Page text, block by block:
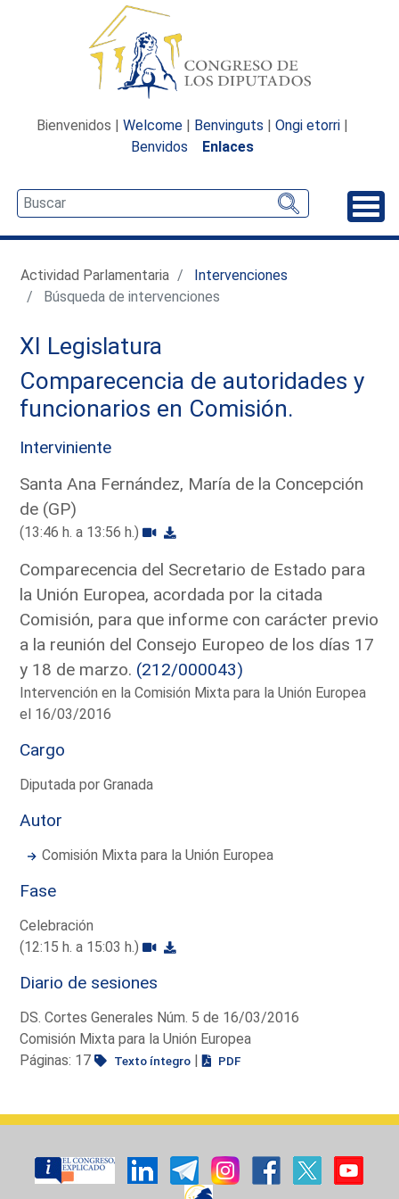
Bienvenidos | Welcome | Benvinguts | Ongi etorri |
Benvidos
Enlaces
Actividad Parlamentaria
Intervenciones
Búsqueda de intervenciones
XI Legislatura
Comparecencia de autoridades y
funcionarios en Comisión.
Interviniente
Santa Ana Fernández, María de la Concepción
de (GP)
(13:46 h. a 13:56 h.)
Comparecencia del Secretario de Estado para
la Unión Europea, acordada por la citada
Comisión, para que informe con carácter previo
a la reunión del Consejo Europeo de los días 17
y 18 de marzo. (212/000043)
Intervención en la Comisión Mixta para la Unión Europea
el 16/03/2016
Cargo
Diputada por Granada
Autor
Comisión Mixta para la Unión Europea
Fase
Celebración
(12:15 h. a 15:03 h.)
Diario de sesiones
DS. Cortes Generales Núm. 5 de 16/03/2016
Comisión Mixta para la Unión Europea
Páginas: 17
Texto íntegro | PDF